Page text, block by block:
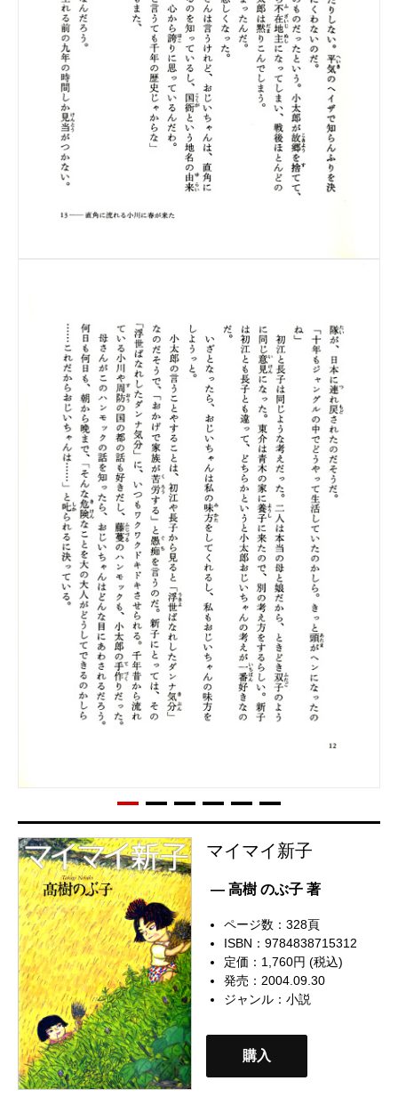
マイマイ新子
— 高樹 のぶ子 著
ページ数：328頁
ISBN：9784838715312
定価：1,760円 (税込)
発売：2004.09.30
ジャンル：小説
購入